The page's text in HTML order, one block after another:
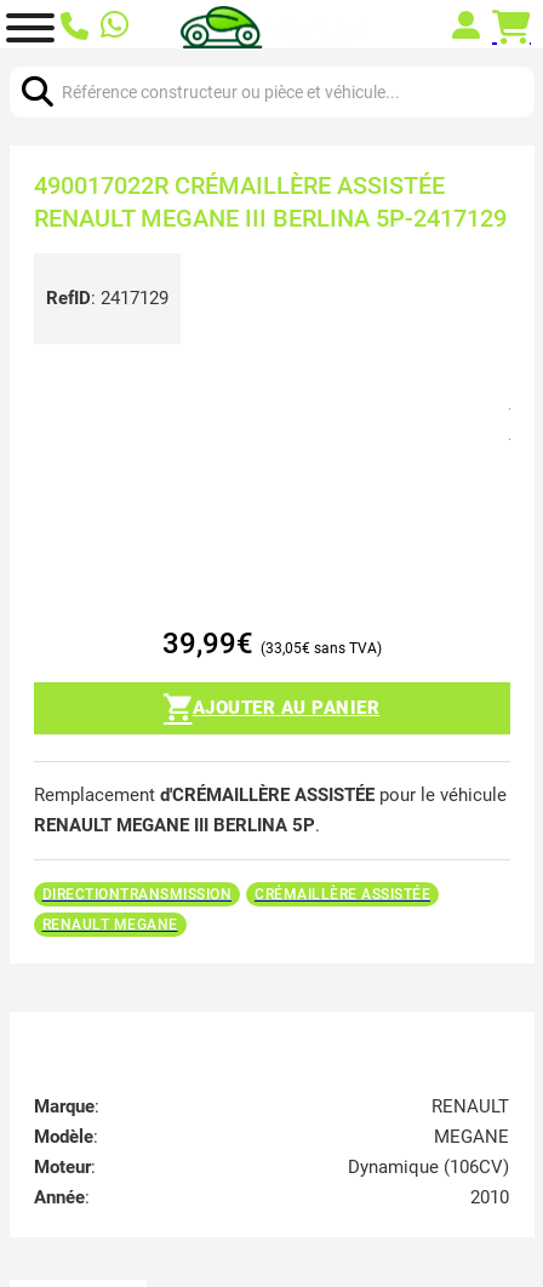
490017022R CRÉMAILLÈRE ASSISTÉE
RENAULT MEGANE III BERLINA 5P-2417129
RefID: 2417129
39,99€ 33,05€
AJOUTER AU PANIER
Remplacement d'CRÉMAILLÈRE ASSISTÉEpour le véhicule
RENAULT MEGANE III BERLINA 5P.
DIRECTIONTRANSMISSION
CRÉMAILLÈRE ASSISTÉE
RENAULT MEGANE
Marque:
RENAULT
Modèle:
MEGANE
Moteur:
Dynamique (106CV)
Année: 2010